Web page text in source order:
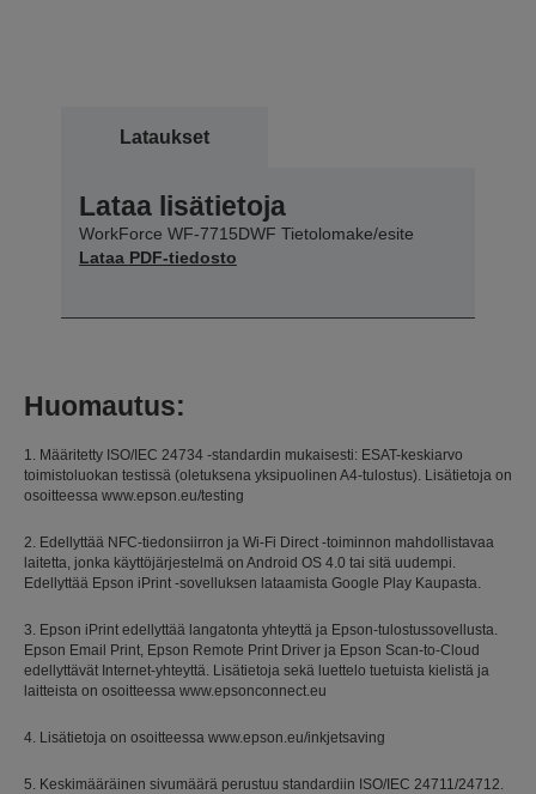
Lataukset
Lataa lisätietoja
WorkForce WF-7715DWF Tietolomake/esite
Lataa PDF-tiedosto
Huomautus:
1. Määritetty ISO/IEC 24734 -standardin mukaisesti: ESAT-keskiarvo
toimistoluokan testissä (oletuksena yksipuolinen A4-tulostus). Lisätietoja on
osoitteessa www.epson.eu/testing
2. Edellyttää NFC-tiedonsiirron ja Wi-Fi Direct -toiminnon mahdollistavaa
laitetta, jonka käyttöjärjestelmä on Android OS 4.0 tai sitä uudempi.
Edellyttää Epson iPrint -sovelluksen lataamista Google Play Kaupasta.
3. Epson iPrint edellyttää langatonta yhteyttä ja Epson-tulostussovellusta.
Epson Email Print, Epson Remote Print Driver ja Epson Scan-to-Cloud
edellyttävät Internet-yhteyttä. Lisätietoja sekä luettelo tuetuista kielistä ja
laitteista on osoitteessa www.epsonconnect.eu
4. Lisätietoja on osoitteessa www.epson.eu/inkjetsaving
5. Keskimääräinen sivumäärä perustuu standardiin ISO/IEC 24711/24712.